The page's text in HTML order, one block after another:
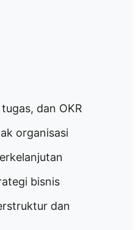
dan OKR
organisasi
bisnis
dan